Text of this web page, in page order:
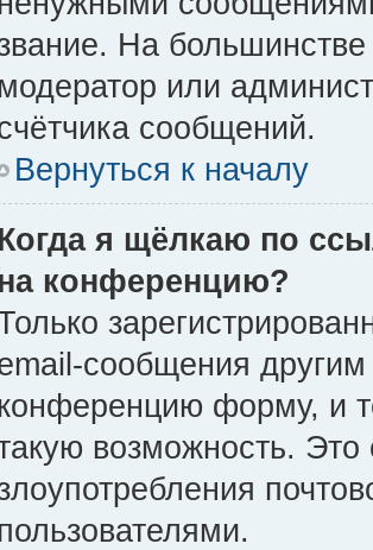
На
или
сообщений.
Вернуться к началу
я щёлкаю по
на конференцию?
сообщения
форму, и
возможность. Это